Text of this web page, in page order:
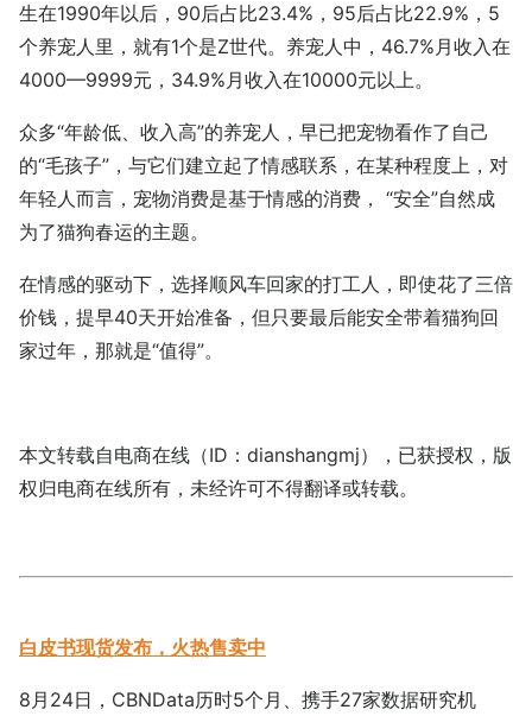
生在1990年以后，90后占比23.4%，95后占比22.9%，5
个养宠人里，就有1个是Z世代。养宠人中，46.7%月收入在
4000—9999元，34.9%月收入在10000元以上。
众多“年龄低、收入高”的养宠人，早已把宠物看作了自己
的“毛孩子”，与它们建立起了情感联系，在某种程度上，对
年轻人而言，宠物消费是基于情感的消费， “安全”自然成
为了猫狗春运的主题。
在情感的驱动下，选择顺风车回家的打工人，即使花了三倍
价钱，提早40天开始准备，但只要最后能安全带着猫狗回
家过年，那就是“值得”。
本文转载自电商在线（ID：dianshangmj），已获授权，版
权归电商在线所有，未经许可不得翻译或转载。
白皮书现货发布，火热售卖中
8月24日，CBNData历时5个月、携手27家数据研究机